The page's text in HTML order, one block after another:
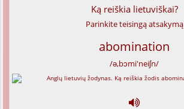
Ką reiškia lietuviškai?
Parinkite teisingą atsakymą
abomination
/ə,bɔmi'neiʃn/